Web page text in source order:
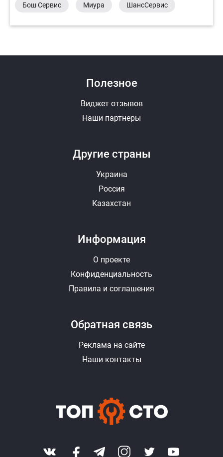
Бош Сервис Миура ШансСервис
Другие страны
Украина
Россия
Казахстан
Полезное
Виджет отзывов
Наши партнеры
Информация
О проекте
Конфиденциальность
Правила и соглашения
Обратная связь
Реклама на сайте
Наши контакты